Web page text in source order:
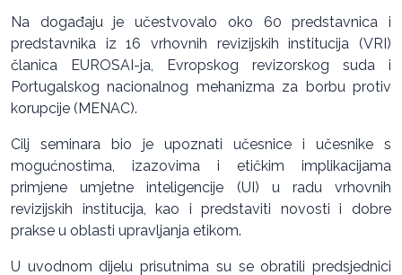
Na događaju je učestvovalo oko 60 predstavnica i
predstavnika iz 16 vrhovnih revizijskih institucija (VRI)
članica EUROSAI-ja, Evropskog revizorskog suda i
Portugalskog nacionalnog mehanizma za borbu protiv
korupcije (MENAC).
Cilj seminara bio je upoznati učesnice i učesnike s
mogućnostima, izazovima i etičkim implikacijama
primjene umjetne inteligencije (UI) u radu vrhovnih
revizijskih institucija, kao i predstaviti novosti i dobre
prakse u oblasti upravljanja etikom.
U uvodnom dijelu prisutnima su se obratili predsjednici